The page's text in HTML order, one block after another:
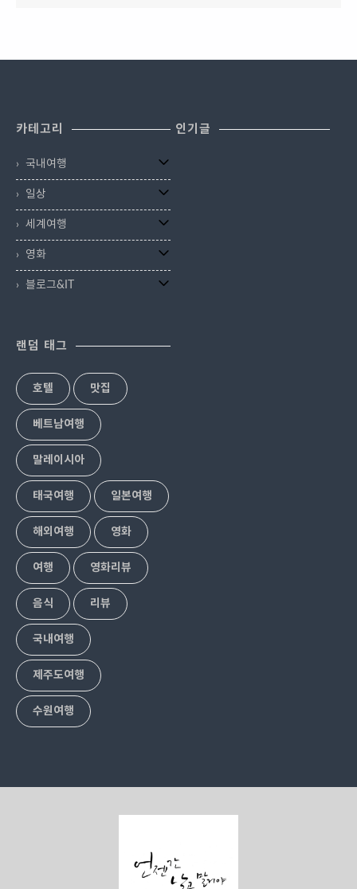
카테고리
국내여행
일상
세계여행
영화
블로그&IT
인기글
랜덤 태그
호텔 맛집
베트남여행
말레이시아
태국여행 일본여행
해외여행 영화
여행 영화리뷰
음식 리뷰
국내여행
제주도여행
수원여행